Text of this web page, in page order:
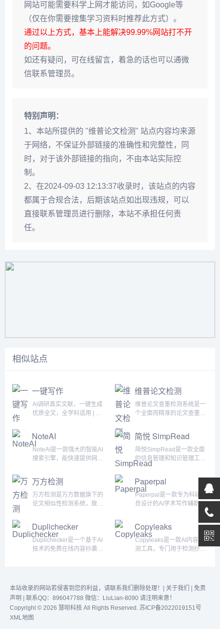
网站可能需要科学上网才能访问，如Google等
（仅在你需要搜集学习资料时推荐此方式）。
通过以上方式，基本上能解决99.99%网站打不开
的问题。
如还有疑问，可在线留言，着急的话也可以通微
信联系管理员。
特别声明：
1、本站所提供的 "维普论文检测" 站点内容均来源
于网络，不保证外部链接的准确性和完整性，同
时，对于该外部链接的指向，不由本站实际控
制。
2、在2024-09-03 12:13:37收录时，该站点的内容
都属于合规合法，后期该站点如出现违规，可以
直接联系管理员进行删除，本站不承担任何责
任。
相似站点
一键写作
AI调研真实文献，一键生成
优质全文，全学科适用 | AI
5000+个AI工具！为用户提
供丰富的AI资源。帮助您加
入人工智能浪潮，自动化高
维普论文检测
维普论文查重检测系统是一
个全面而精准的论文查重平
研究生、期刊编辑等提供专
业的论文检测服务。采用先
进的文本比对技术，对提交
的论文进行全面细致的比
对，以发现论文中与他人作
提供详细的结果报告。我们
的系统涵盖了多个学术领域
的期刊论文、硕士论文等各
NoteAI
NoteAI是一款强大的智能AI
搜索引擎，能快速提供网页
运用先进的人工智能算法来
分析内容并提取关键信息，
使用户无需阅读整个页面或
结果集，便能获得所需概括
的界面，使用户享受更便捷
的体验。通过消除手动筛选
冗长文本或...
简悦 SimpRead
简悦SimpRead是一款全面
的信息管理和知识管理工
具，集剪藏、稍后读、阅
读、批注、回顾、导出等多
种功能于一体。其独特之处
在于采用本地环境为基础的
稍后读/标注系统，注重用户
以将任何进入简悦阅读模式
的页面完美保存到本地（包
括图片），并方便地转移到
万方检测
万方检测是万方数据旗下的
论文相似性检测系统，致力
技术，对海量学术文献数据
进行全文比对，为用户提供
精准详实的相似性检测结
维度的检测报告，帮助用户
更好地了解其论文的相似度
情况，以便更好地进...
Paperpal
Paperpal是一款专为科研人
员设计的AI学术写作辅助工
具。它结合了先进的AI技术
和丰富的学术出版经验，旨
在帮助研究人员和学者提升
他们的英文学术论文质量，
让科研人员在短时间内将文
疵，改进非母语作者的英语
写作。文本改写与生成：提
供...
Duplichecker
Duplichecker是一个基于AI
技术的免费在线内容抄袭检
整个互联网，识别与你的网
站或文件中有相同短语、句
子或段落的其他网站。使用
Duplichecker时，你只需输
入你的网站地址或上传包含
Copyleaks
Copyleaks是一款AI内容检
测工具，专门用于检测抄袭
用人工智能，Copyleaks能
扫描互联网上的数十亿页内
容，以查找与提交的书面作
品有任何相似之处或存在被
本站收录的网站若侵害到您的利益，请联系我们删除处理！| 关于我们
免责
声明 | 联系QQ：896047788 微信：LiuLian-8090 请注明来意！
Copyright © 2026 慧呗科技 All Rights Reserved. 苏ICP备2022019151号
XML地图